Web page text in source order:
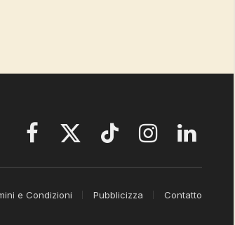
Facebook
X
TikTok InstagramLinkedIn
e Condizioni Pubblicizza Contatto